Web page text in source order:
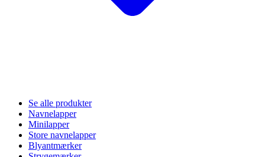
Se alle produkter
Navnelapper
Minilapper
Store navnelapper
Blyantmærker